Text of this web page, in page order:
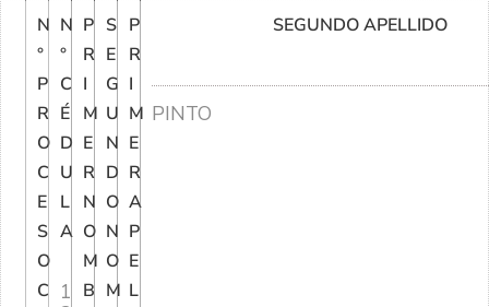
N
°
P
R
O
C
E
S
O
C
N
°
C
É
D
U
L
A
1
P
R
I
M
E
R
N
O
M
B
S
E
G
U
N
D
O
N
O
M
P
R
I
M
E
R
A
P
E
L
SEGUNDO APELLIDO
PINTO